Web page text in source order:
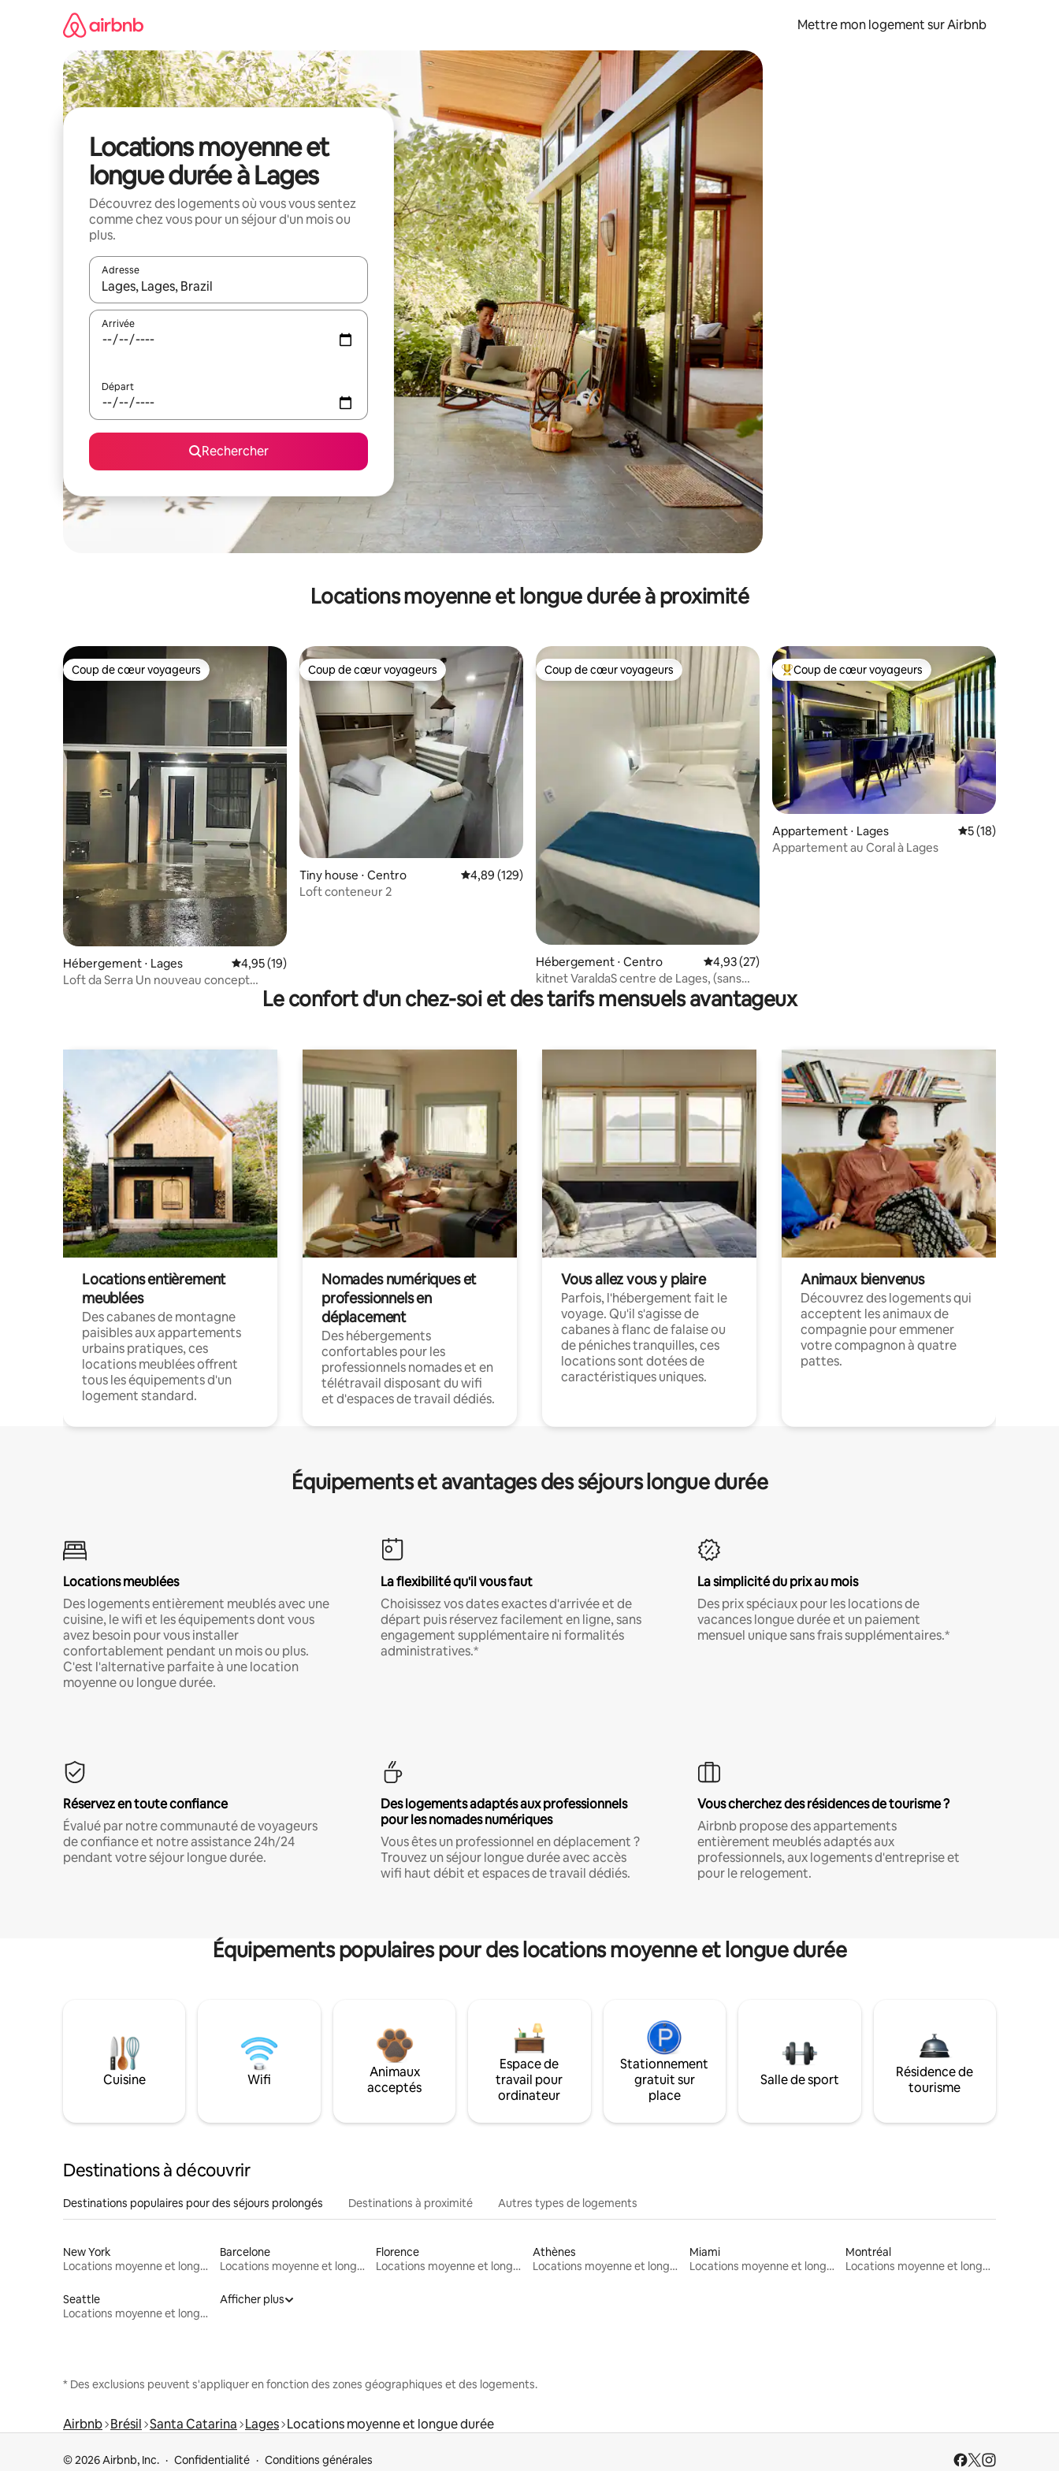
Mettre mon logement sur Airbnb
Locations moyenne et
longue durée à Lages
Découvrez des logements où vous vous sentez
comme chez vous pour un séjour d'un mois ou
plus.
Adresse
Lorsque les résultats s'affichent, utilisez les flèches vers le haut et vers le bas pour les parcourir ou en appuyant et en faisant glisser.
Arrivée
Départ
Rechercher
Locations moyenne et longue durée à proximité
Coup de cœur voyageurs
Coup de cœur voyageurs
Hébergement ⋅ Lages Évaluation moyenne sur la base de 19 commentaires : 4,95 sur 5
4,95 (19)
Loft da Serra Un nouveau concept
Coup de cœur voyageurs
Coup de cœur voyageurs
Tiny house ⋅ Centro Évaluation moyenne sur la base de 129 commentaires : 4,89 sur 5
4,89 (129)
Loft conteneur 2
Coup de cœur voyageurs
Coup de cœur voyageurs
Hébergement ⋅ Centro Évaluation moyenne sur la base de 27 commentaires : 4,93 sur 5
4,93 (27)
kitnet VaraldaS centre de Lages, (sans
garage)
Coups de cœur voyageurs les plus appréciés
Coup de cœur voyageurs
Appartement ⋅ Lages Évaluation
5 (18)
Appartement au Coral à Lages
Le confort d'un chez-soi et des tarifs mensuels avantageux
Locations entièrement
meublées
Des cabanes de montagne
paisibles aux appartements
urbains pratiques, ces
locations meublées offrent
tous les équipements d'un
logement standard.
Nomades numériques et
professionnels en
déplacement
Des hébergements
confortables pour les
professionnels nomades et en
télétravail disposant du wifi
et d'espaces de travail dédiés.
Vous allez vous y plaire
Parfois, l'hébergement fait le
voyage. Qu'il s'agisse de
cabanes à flanc de falaise ou
de péniches tranquilles, ces
locations sont dotées de
caractéristiques uniques.
Animaux bienvenus
Découvrez des logements qui
acceptent les animaux de
compagnie pour emmener
votre compagnon à quatre
pattes.
Équipements et avantages des séjours longue durée
Locations meublées
Des logements entièrement meublés avec une
cuisine, le wifi et les équipements dont vous
avez besoin pour vous installer
confortablement pendant un mois ou plus.
C'est l'alternative parfaite à une location
moyenne ou longue durée.
La flexibilité qu'il vous faut
Choisissez vos dates exactes d'arrivée et de
départ puis réservez facilement en ligne, sans
engagement supplémentaire ni formalités
administratives.*
La simplicité du prix au mois
Des prix spéciaux pour les locations de
vacances longue durée et un paiement
mensuel unique sans frais supplémentaires.*
Réservez en toute confiance
Évalué par notre communauté de voyageurs
de confiance et notre assistance 24h/24
pendant votre séjour longue durée.
Des logements adaptés aux professionnels
pour les nomades numériques
Vous êtes un professionnel en déplacement ?
Trouvez un séjour longue durée avec accès
wifi haut débit et espaces de travail dédiés.
Vous cherchez des résidences de tourisme ?
Airbnb propose des appartements
entièrement meublés adaptés aux
professionnels, aux logements d'entreprise et
pour le relogement.
Équipements populaires pour des locations moyenne et longue durée
Cuisine Wifi
Animaux
acceptés
Espace de
travail pour
ordinateur
Stationnement
gratuit sur
place
Salle de sport
Résidence de
tourisme
Destinations à découvrir
Destinations populaires pour des séjours prolongés Destinations à proximité Autres types de logements
New York
Locations moyenne et longue durée
Barcelone
Locations moyenne et longue durée
Florence
Locations moyenne et longue durée
Athènes
Locations moyenne et longue durée
Miami
Locations moyenne et longue durée
Montréal
Locations moyenne et longue durée
Seattle
Locations moyenne et longue durée
Afficher plus
* Des exclusions peuvent s'appliquer en fonction des zones géographiques et des logements.
Airbnb Brésil Santa Catarina Lages Locations moyenne et longue durée
© 2026 Airbnb, Inc. Confidentialité Conditions générales